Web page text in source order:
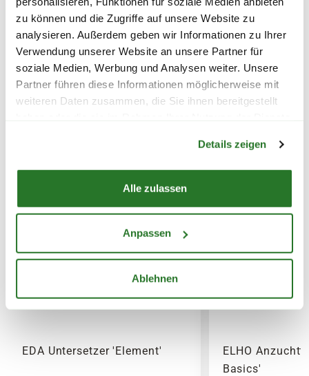
zu können und die Zugriffe auf unsere Website zu
analysieren. Außerdem geben wir Informationen zu Ihrer
Verwendung unserer Website an unsere Partner für
soziale Medien, Werbung und Analysen weiter. Unsere
Partner führen diese Informationen möglicherweise mit
weiteren Daten zusammen, die Sie ihnen bereitgestellt
Details zeigen
Alle zulassen
Anpassen
Ablehnen
Ø50 cm 37 cm ca. 50
Blumenkasten ↓
40 cm ca. 10 ca. 15
ca. 20 ca. 25
ca. 25
FOLGENDE VERSANDKOSTEN
KÖNNEN ENTSTEHEN
für Standardpakete (z.B.Dünger oder
SPERRGUTVERSAND
14,95€
SPEDITIONSVERSAND
WEITERE PRODUKTE
EDA Untersetzer 'Element'
ELHO
Basics'